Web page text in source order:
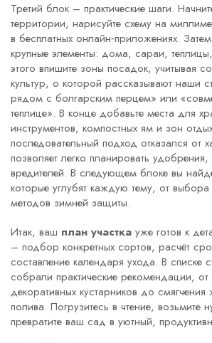
Третий блок – практические шаги.
территории, нарисуйте схему на
в бесплатных онлайн‑приложениях.
крупные элементы: дома, сараи,
этого впишите зоны посадок, учитывая
культур, о которой рассказывают наши
рядом с болгарским перцем» или
теплице». В конце добавьте места для
инструментов, компостных ям и зон
последовательный подход отказался от
позволяет легко планировать
вредителей. В следующем блоке вы
которые углубят каждую тему, от
методов зимней защиты.
Итак, ваш план участка уже готов к
– подбор конкретных сортов, расчёт
составление календаря ухода. В списке
собрали практические рекомендации,
декоративных кустарников до
полива. Погрузитесь в чтение, возьмите
превратите ваш сад в уютный,